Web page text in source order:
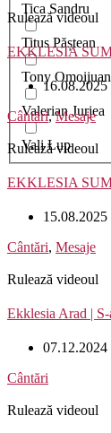
Tica Sandru
Titus Păștean
Tony
Valerian Jurjea
Vali Lup
Rulează videoul
EKKLESIA
16.08.2025
Cântări, Mesaje
Rulează videoul
EKKLESIA
15.08.2025
Cântări, Mesaje
Rulează videoul
Ekklesia Arad | S-
07.12.2024
Cântări
Rulează videoul